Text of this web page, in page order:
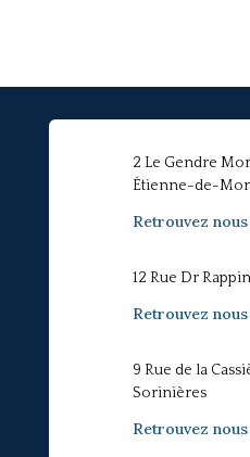
2 Le Gendre
Étienne-de-
Retrouvez
12 Rue Dr
Retrouvez
9 Rue de la
Sorinières
Retrouvez